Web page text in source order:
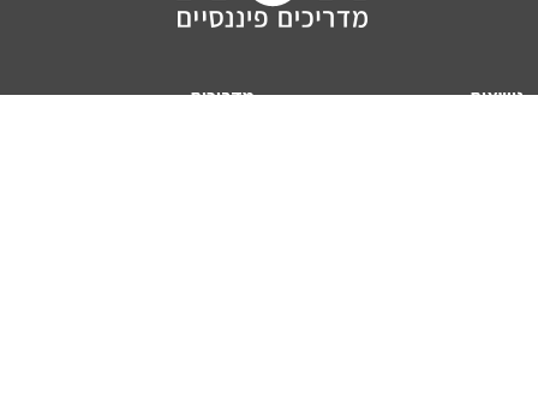
נושאים
מדריכים